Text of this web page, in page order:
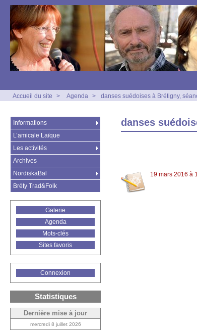
Accueil du site > Agenda > danses suédoises à Brétigny,
danses
19 mars 2016 à
Informations
L’amicale Laïque
Les activités
Archives
NordiskaBal
Bréty Trad&Folk
Galerie
Agenda
Mots-clés
Sites favoris
Connexion
Statistiques
Dernière mise à jour
mercredi 8 juillet 2026